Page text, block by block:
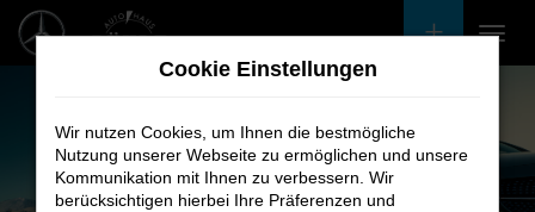
Zum
Cookie Einstellungen
Wir nutzen Cookies, um Ihnen die bestmögliche
Nutzung unserer Webseite zu ermöglichen und unsere
Kommunikation mit Ihnen zu verbessern. Wir
berücksichtigen hierbei Ihre Präferenzen und